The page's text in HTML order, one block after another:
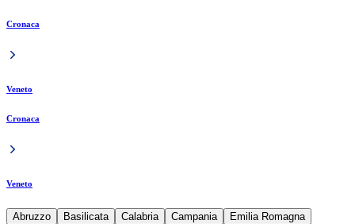
Cronaca
Veneto
Cronaca
Veneto
Abruzzo Basilicata Calabria Campania
Emilia Romagna